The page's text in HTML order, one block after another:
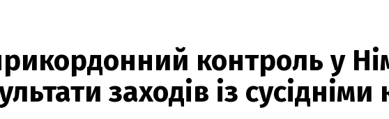
контроль у
заходів із